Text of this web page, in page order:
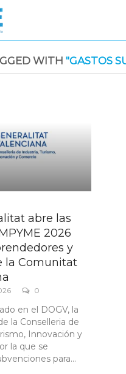
WITH "GASTOS
abre las
2026
y
la Comunitat
0
en el DOGV, la
la Conselleria de
Innovación y
la que se
para...